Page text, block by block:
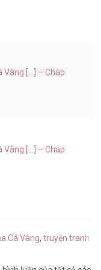
Vàng [...] – Chap
Vàng [...] – Chap
Cá Vàng, truyện tranh